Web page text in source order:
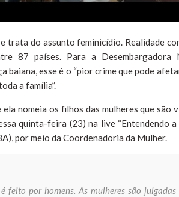
trata do assunto feminicídio. Realidade
87 países. Para a Desembargadora
baiana, esse é o “pior crime que pode
a família”.
nomeia os filhos das mulheres que são
quinta-feira (23) na live “Entendendo a
por meio da Coordenadoria da Mulher.
feito por homens. As mulheres são